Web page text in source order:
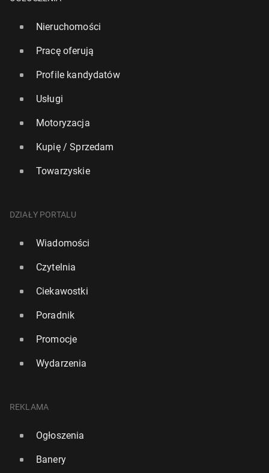
Nieruchomości
Pracę oferują
Profile kandydatów
Usługi
Motoryzacja
Kupię / Sprzedam
Towarzyskie
DZIAŁY PORTALU
Wiadomości
Czytelnia
Ciekawostki
Poradnik
Promocje
Wydarzenia
REKLAMA
Ogłoszenia
Banery